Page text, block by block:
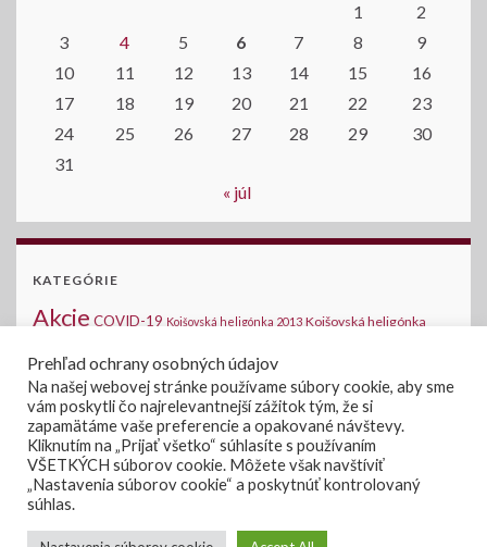
1
2
3
4 5 6 7 8
9
10
11 12 13 14 15
16
17
18 19 20 21 22
23
24
25 26 27 28 29
30
31
« júl
KATEGÓRIE
Akcie COVID-19 Kojšovská heligónka 2013 Kojšovská heligónka
šou - Kojšov Novinky na stránke
OznamyVerejné súťaže Voľby Voľby 2019
NRSR 2020 Zasadanie OZÚradná tabuľa
Prehľad ochrany osobných údajov
Na našej webovej stránke používame súbory cookie, aby sme
vám poskytli čo najrelevantnejší zážitok tým, že si
zapamätáme vaše preferencie a opakované návštevy.
Kliknutím na „Prijať všetko“ súhlasíte s používaním
VŠETKÝCH súborov cookie. Môžete však navštíviť
„Nastavenia súborov cookie“ a poskytnúť kontrolovaný
súhlas.